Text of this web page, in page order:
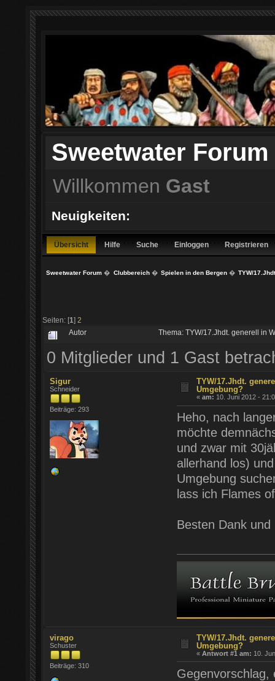
Sweetwater Forum
Willkommen Gast
Neuigkeiten:
Übersicht Hilfe Suche Einloggen Registrieren
Sweetwater Forum � Clubbereich� Spielen in den Bergen� TYW/
Seiten: [1] 2
Autor Thema: TYW/17.Jhdt. generell in
0 Mitglieder und 1 Gast
Sigur
Schneider
Beiträge: 293
TYW/17.Jhdt.
Umgebung?
«am: 10. Juni 2012 -
Heho, nach
möchte
und zwar mit
allerhand los)
Umgebung
lass ich Flames
Besten Dank
virago
Schuster
Beiträge: 310
TYW/17.Jhdt.
Umgebung?
«Antwort #1 am: 10.
Gegenvorschlag,